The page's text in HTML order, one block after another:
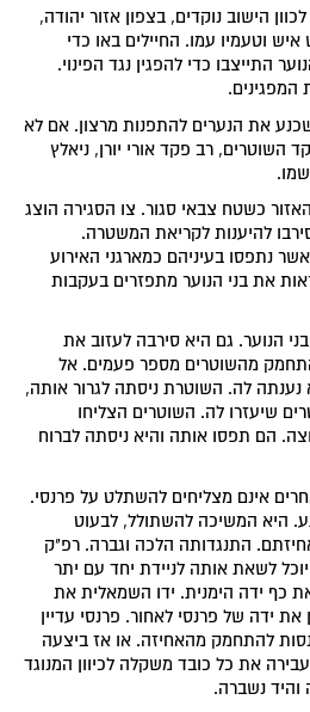
נובמבר 1999, זרמו לכוון הישוב נוקדים, בצפון אזור יהודה,
איש וטעמיו עמו. החיילים באו כדי
התייצבו כדי להפגין נגד הפינוי.
המפגינים.
את הנערים להתפנות מרצון. אם לא
השוטרים, רב פקד אורי יורן, ניאלץ
כשטח צבאי סגור. צו הסגירה הוצג
להיענות לקריאת המשטרה.
נתפסו בעיניהם כמארגני האירוע
את בני הנוער מתפזרים בעקבות
הנוער. גם היא סירבה לעזוב את
מהשוטרים מספר פעמים. אל
לה. השוטרת ניסתה לגרור אותה,
שיעזרו לה. השוטרים הצליחו
הם תפסו אותה והיא ניסתה לברוח
אינם מצליחים להשתלט על פרנסי.
היא המשיכה להשתולל, לבעוט
התנגדותה הלכה וגברה. רפ"ק
לשאת אותה לניידת יחד עם יתר
כף ידה הימנית. ידו השמאלית את
את ידה של פרנסי לאחור. פרנסי עדיין
להתחמק מהאחיזה. או אז ביצעה
את כל כובד משקלה לכיוון המנוגד
נשברה.